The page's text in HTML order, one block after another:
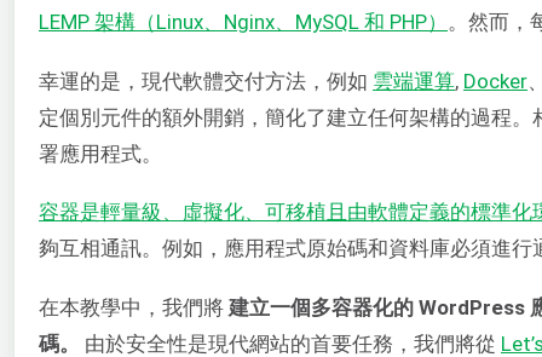
LEMP 架構（Linux、Nginx、MySQL 和 PHP） 。然而，
幸運的是，現代軟體交付方法，例如 雲端運算, Docker
定個別元件的額外開銷，簡化了建立任何架構的過程
署應用程式。
容器是輕量級、虛擬化、可移植且由軟體定義的標準化
夠互相通訊。例如，應用程式原始碼和資料庫必須進行
在本教學中，我們將 建立一個多容器化的 WordPress
碼。
由於安全性是現代網站的首要任務，我們將從